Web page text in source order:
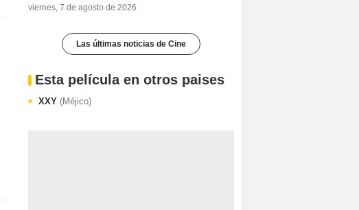
viernes, 7 de agosto de 2026
Las últimas noticias de Cine
Esta película en otros paises
XXY (Méjico)